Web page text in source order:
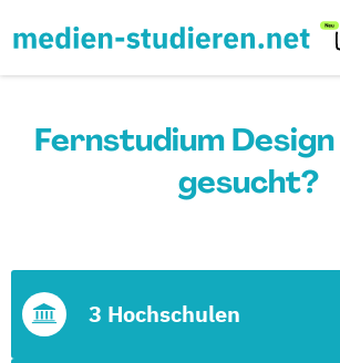
Fernstudium
gesucht?
3 Hochschulen